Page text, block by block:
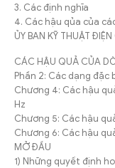
3. Các định nghĩa
4. Các hậu qủa của
ỦY BAN KỸ THUẬT
CÁC HẬU QUẢ CỦA
Phần 2: Các dạng đặc
Chương 4: Các hậu
Hz
Chương 5: Các hậu
Chương 6: Các hậu
MỞ ĐẦU
1) Những quyết định